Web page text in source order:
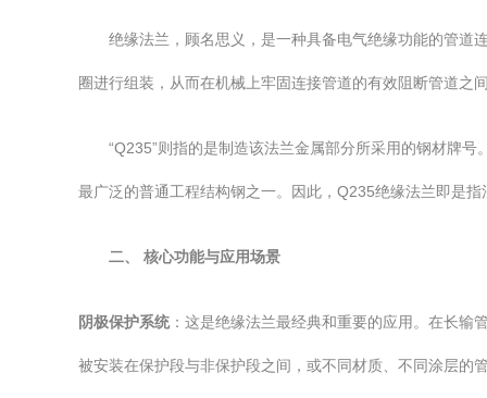
绝缘法兰，顾名思义，是一种具备电气绝缘功能的管道
圈进行组装，从而在机械上牢固连接管道的有效阻断管道之
“Q235”则指的是制造该法兰金属部分所采用的钢材牌
最广泛的普通工程结构钢之一。因此，Q235绝缘法兰即是
二、 核心功能与应用场景
阴极保护系统：这是绝缘法兰最经典和重要的应用。在长输
被安装在保护段与非保护段之间，或不同材质、不同涂层的